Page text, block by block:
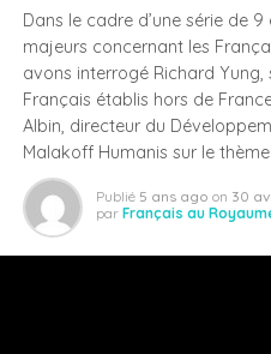
Dans le cadre d’une série de
majeurs concernant les
avons interrogé Richard
Français établis hors de
Albin, directeur du
Malakoff Humanis sur le
Publié 5 ans ago on 30
par Français au